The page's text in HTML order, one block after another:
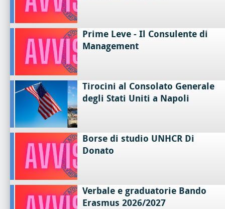
Prime Leve - Il Consulente di
Management
Tirocini al Consolato Generale
degli Stati Uniti a Napoli
Borse di studio UNHCR Di
Donato
Verbale e graduatorie Bando
Erasmus 2026/2027